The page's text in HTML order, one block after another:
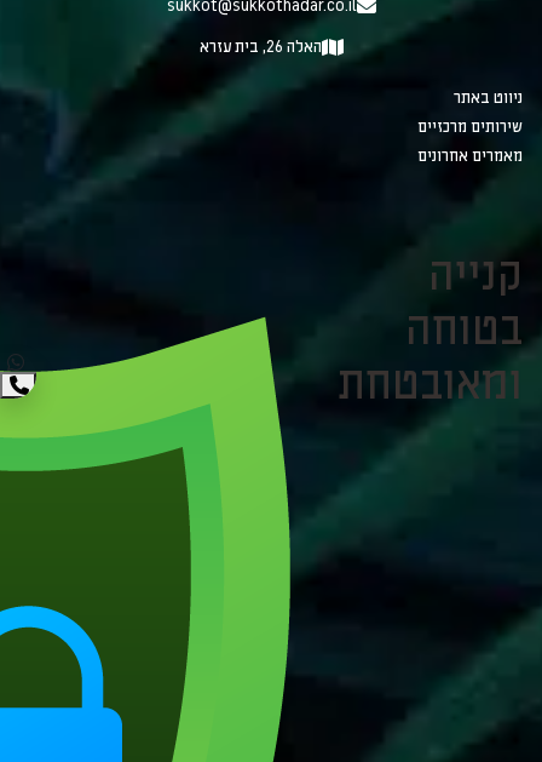
sukkot@sukkothadar.co.il
האלה 26, בית עזרא
ניווט באתר
שירותים מרכזיים
מאמרים אחרונים
קנייה
בטוחה
ומאובטחת